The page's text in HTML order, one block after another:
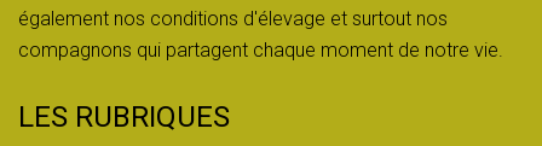
également nos conditions d'élevage et surtout nos
compagnons qui partagent chaque moment de notre vie.
LES RUBRIQUES